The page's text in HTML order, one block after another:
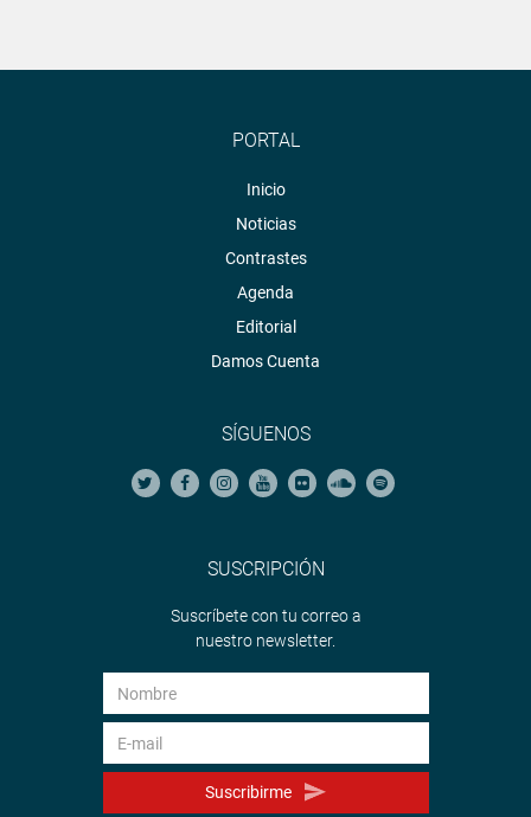
PORTAL
Inicio
Noticias
Contrastes
Agenda
Editorial
Damos Cuenta
SÍGUENOS
SUSCRIPCIÓN
Suscríbete con tu correo a
nuestro newsletter.
Suscribirme